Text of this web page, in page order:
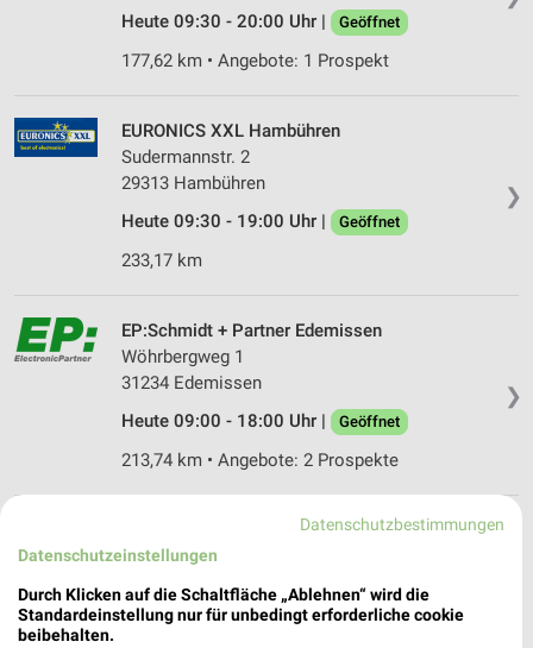
Heute 09:30 - 20:00 Uhr |
Geöffnet
177,62 km • Angebote: 1 Prospekt
❯
EURONICS XXL Hambühren
Sudermannstr. 2
29313 Hambühren
Heute 09:30 - 19:00 Uhr |
Geöffnet
233,17 km
❯
EP:Schmidt + Partner Edemissen
Wöhrbergweg 1
31234 Edemissen
Heute 09:00 - 18:00 Uhr |
Geöffnet
213,74 km • Angebote: 2 Prospekte
Bahnhofstraße 23
29303 Bergen
Heute 08:00 - 18:00 Uhr | Geöffnet
Datenschutzbestimmungen
Datenschutzeinstellungen
Durch Klicken auf die Schaltfläche „Ablehnen“ wird die
Standardeinstellung nur für unbedingt erforderliche cookie
beibehalten.